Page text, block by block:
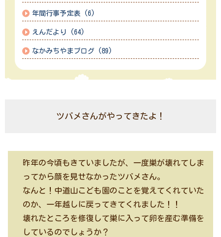
年間行事予定表 (6)
えんだより (64)
なかみちやまブログ (89)
ツバメさんがやってきたよ！
昨年の今頃もきていましたが、一度巣が壊れてしま
ってから顔を見せなかったツバメさん。
なんと！中道山こども園のことを覚えてくれていた
のか、一年越しに戻ってきてくれました！！
壊れたところを修復して巣に入って卵を産む準備を
しているのでしょうか？